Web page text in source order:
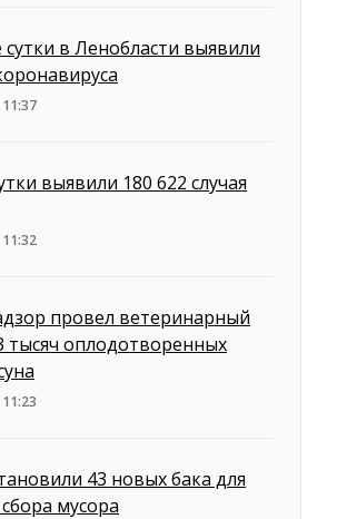
сутки в Ленобласти выявили
выявили 180 622 случая
провел ветеринарный
тысяч оплодотворенных
43 новых бака для
мусора